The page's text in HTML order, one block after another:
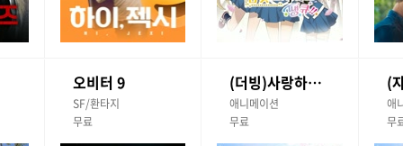
오비터 9
SF/환타지
무료
(더빙)사랑하고 사랑받고, 차고 차이고
애니메이션
무료
애
무